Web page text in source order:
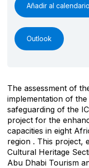
Añadir al calendario
Outlook
The assessment of
implementation of
safeguarding of the
project for the
capacities in eight
region . This project,
Cultural Heritage
Abu Dhabi Tourism